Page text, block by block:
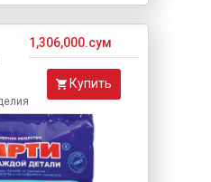
1,306,000.сум
Купить